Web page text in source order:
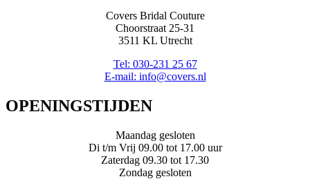
Covers Bridal Couture
Choorstraat 25-31
3511 KL Utrecht
Tel: 030-231 25 67
E-mail: info@covers.nl
OPENINGSTIJDEN
Maandag gesloten
Di t/m Vrij 09.00 tot 17.00 uur
Zaterdag 09.30 tot 17.30
Zondag gesloten